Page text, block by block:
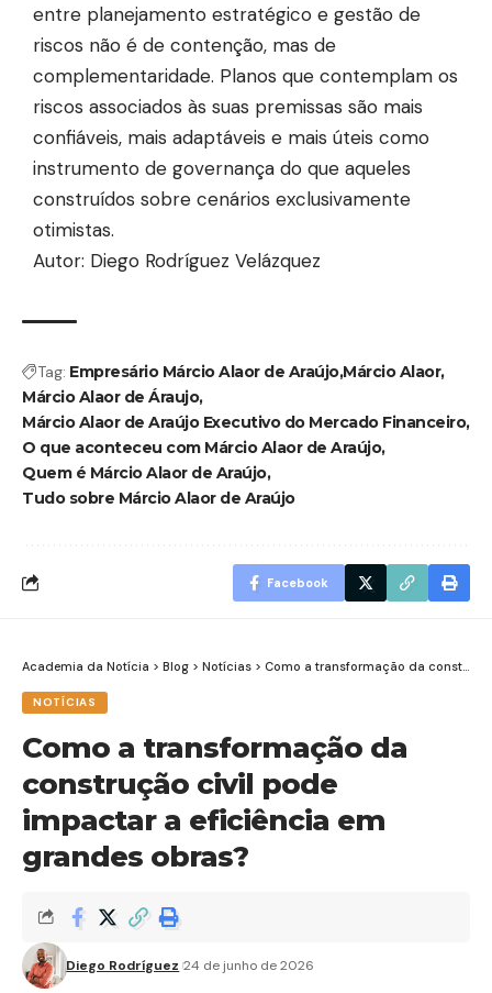
entre planejamento estratégico e gestão de
riscos não é de contenção, mas de
complementaridade. Planos que contemplam os
riscos associados às suas premissas são mais
confiáveis, mais adaptáveis e mais úteis como
instrumento de governança do que aqueles
construídos sobre cenários exclusivamente
otimistas.
Autor: Diego Rodríguez Velázquez
Tag: Empresário Márcio Alaor de AraújoMárcio Alaor
Márcio Alaor de Áraujo
Márcio Alaor de Araújo Executivo do Mercado Financeiro
O que aconteceu com Márcio Alaor de Araújo
Quem é Márcio Alaor de Araújo
Tudo sobre Márcio Alaor de Araújo
Facebook
Academia da Notícia > Blog > Notícias > Como a transformação da construção civil pode impactar a eficiência em grandes obras?
NOTÍCIAS
Como a transformação da
construção civil pode
impactar a eficiência em
grandes obras?
Diego Rodríguez 24 de junho de 2026